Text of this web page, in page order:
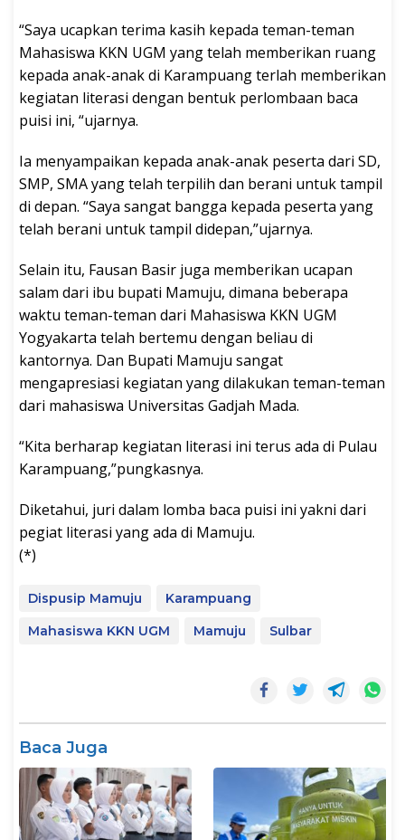
“Saya ucapkan terima kasih kepada teman-teman
Mahasiswa KKN UGM yang telah memberikan ruang
kepada anak-anak di Karampuang terlah memberikan
kegiatan literasi dengan bentuk perlombaan baca
puisi ini, “ujarnya.
Ia menyampaikan kepada anak-anak peserta dari SD,
SMP, SMA yang telah terpilih dan berani untuk tampil
di depan. “Saya sangat bangga kepada peserta yang
telah berani untuk tampil didepan,”ujarnya.
Selain itu, Fausan Basir juga memberikan ucapan
salam dari ibu bupati Mamuju, dimana beberapa
waktu teman-teman dari Mahasiswa KKN UGM
Yogyakarta telah bertemu dengan beliau di
kantornya. Dan Bupati Mamuju sangat
mengapresiasi kegiatan yang dilakukan teman-teman
dari mahasiswa Universitas Gadjah Mada.
“Kita berharap kegiatan literasi ini terus ada di Pulau
Karampuang,”pungkasnya.
Diketahui, juri dalam lomba baca puisi ini yakni dari
pegiat literasi yang ada di Mamuju.
(*)
Dispusip Mamuju
Karampuang
Mahasiswa KKN UGM
Mamuju Sulbar
Baca Juga